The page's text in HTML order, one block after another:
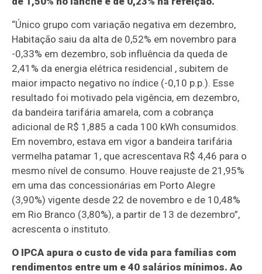
“Único grupo com variação negativa em dezembro,
Habitação saiu da alta de 0,52% em novembro para
-0,33% em dezembro, sob influência da queda de
2,41% da energia elétrica residencial , subitem de
maior impacto negativo no índice (-0,10 p.p.). Esse
resultado foi motivado pela vigência, em dezembro,
da bandeira tarifária amarela, com a cobrança
adicional de R$ 1,885 a cada 100 kWh consumidos.
Em novembro, estava em vigor a bandeira tarifária
vermelha patamar 1, que acrescentava R$ 4,46 para o
mesmo nível de consumo. Houve reajuste de 21,95%
em uma das concessionárias em Porto Alegre
(3,90%) vigente desde 22 de novembro e de 10,48%
em Rio Branco (3,80%), a partir de 13 de dezembro”,
acrescenta o instituto.
O IPCA apura o custo de vida para famílias com
rendimentos entre um e 40 salários mínimos. Ao